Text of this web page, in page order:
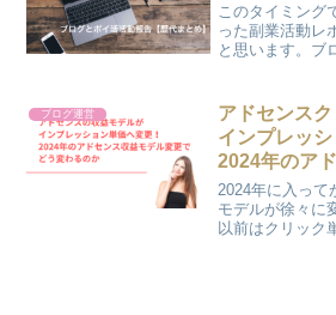
このタイミング
った副業活動レ
と思います。ブ
月。出産を控え
宅安静になった
ブログ運営
アドセンス
インプレッシ
2024年のア
変更でどう
2024年に入って
モデルが徐々に
以前はクリック